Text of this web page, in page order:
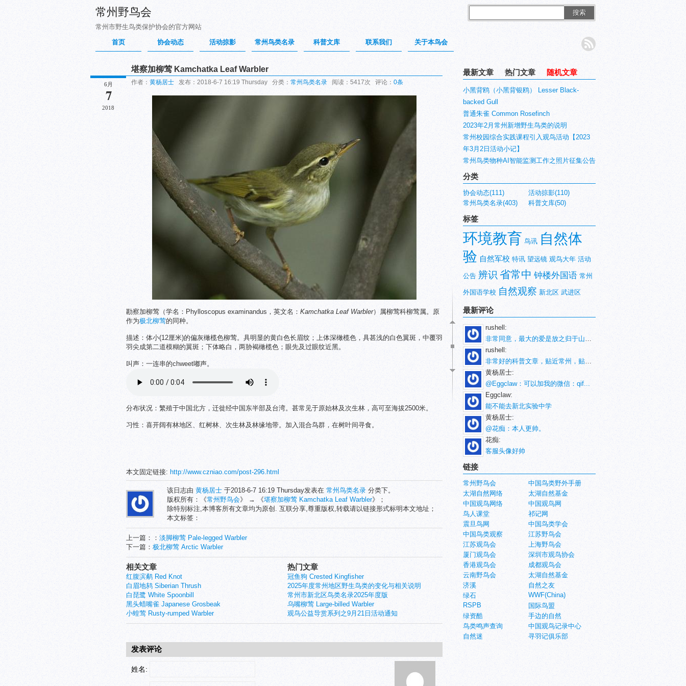
常州野鸟会
常州市野生鸟类保护协会的官方网站
搜索
首页 协会动态 活动掠影 常州鸟类名录 科普文库 联系我们 关于本鸟会
6月
7
2018
堪察加柳莺 Kamchatka Leaf Warbler
作者： 黄杨居士 发布：2018-6-7 16:19 Thursday 分类： 常州鸟类名录 阅读：5417次 评论： 0条
勘察加柳莺（学名：Phylloscopus examinandus，英文名： Kamchatka Leaf Warbler）属柳莺科柳莺属。原
作为极北柳莺的同种。
描述：体小(12厘米)的偏灰橄榄色柳莺。具明显的黄白色长眉纹；上体深橄榄色，具甚浅的白色翼斑，中覆羽
羽尖成第二道模糊的翼斑；下体略白，两胁褐橄榄色；眼先及过眼纹近黑。
叫声：一连串的chweet嘟声。
分布状况：繁殖于中国北方，迁徙经中国东半部及台湾。甚常见于原始林及次生林，高可至海拔2500米。
习性：喜开阔有林地区、红树林、次生林及林缘地带。加入混合鸟群，在树叶间寻食。
本文固定链接: http://www.czniao.com/post-296.html
该日志由 黄杨居士 于2018-6-7 16:19 Thursday发表在 常州鸟类名录 分类下。
版权所有：《常州野鸟会》 → 《堪察加柳莺 Kamchatka Leaf Warbler》；
除特别标注,本博客所有文章均为原创. 互联分享,尊重版权,转载请以链接形式标明本文地址；
本文标签：
上一篇：： 淡脚柳莺 Pale-legged Warbler
下一篇： 极北柳莺 Arctic Warbler
热门文章
冠鱼狗 Crested Kingfisher
2025年度常州地区野生鸟类的变化与相关说明
常州市新北区鸟类名录2025年度版
乌嘴柳莺 Large-billed Warbler
观鸟公益导赏系列之9月21日活动通知
相关文章
红腹滨鹬 Red Knot
白眉地鸫 Siberian Thrush
白琵鹭 White Spoonbill
黑头蜡嘴雀 Japanese Grosbeak
小蝗莺 Rusty-rumped Warbler
发表评论
姓名:
最新文章 热门文章 随机文章
小黑背鸥（小黑背银鸥） Lesser Black-
backed Gull
普通朱雀 Common Rosefinch
2023年2月常州新增野生鸟类的说明
常州校园综合实践课程引入观鸟活动【2023
年3月2日活动小记】
常州鸟类物种AI智能监测工作之照片征集公告
分类
协会动态(111)
活动掠影(110)
常州鸟类名录(403)
科普文库(50)
标签
环境教育 鸟讯 自然体
验 自然军校 特讯 望远镜 观鸟大年 活动
公告 辨识 省常中 钟楼外国语 常州
外国语学校 自然观察 新北区 武进区
最新评论
rushell:
非常同意，最大的爱是放之归于山林。
rushell:
非常好的科普文章，贴近常州，贴近生活！
黄杨居士:
@Eggclaw：可以加我的微信：qif...
Eggclaw:
能不能去新北实验中学
黄杨居士:
@花痴：本人更帅。
花痴:
客服头像好帅
链接
常州野鸟会
中国鸟类野外手册
太湖自然网络
太湖自然基金
中国观鸟网络
中国观鸟网
鸟人课堂
祁记网
震旦鸟网
中国鸟类学会
中国鸟类观察
江苏野鸟会
江苏观鸟会
上海野鸟会
厦门观鸟会
深圳市观鸟协会
香港观鸟会
成都观鸟会
云南野鸟会
太湖自然基金
济溪
自然之友
绿石
WWF(China)
RSPB
国际鸟盟
绿资酷
手边的自然
鸟类鸣声查询
中国观鸟记录中心
自然迷
寻羽记俱乐部